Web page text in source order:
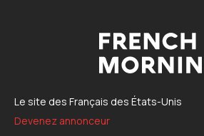
Le site des Français des États-Unis
Devenez annonceur